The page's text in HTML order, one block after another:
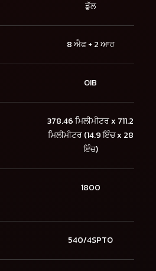
ਡੁੱਲ
8 ਐਫ + 2 ਆਰ
OIB
378.46 ਮਿਲੀਮੀਟਰ x 711.2
ਮਿਲੀਮੀਟਰ (14.9 ਇੰਚ x 28
ਇੰਚ)
1800
540/4SPTO